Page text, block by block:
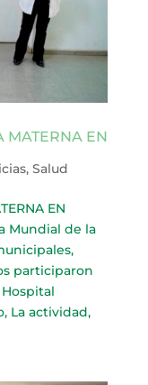
MATERNA EN
, Salud
EN
Mundial de la
participaron
La actividad,